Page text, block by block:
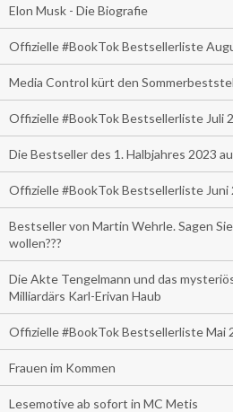
Elon Musk - Die Biografie
Offizielle #BookTok Bestsellerliste
Media Control kürt den
Offizielle #BookTok Bestsellerliste Juli
Die Bestseller des 1. Halbjahres 2023
Offizielle #BookTok Bestsellerliste Juni
Bestseller von Martin Wehrle. Sagen
wollen???
Die Akte Tengelmann und das
Milliardärs Karl-Erivan Haub
Offizielle #BookTok Bestsellerliste Mai
Frauen im Kommen
Lesemotive ab sofort in MC Metis